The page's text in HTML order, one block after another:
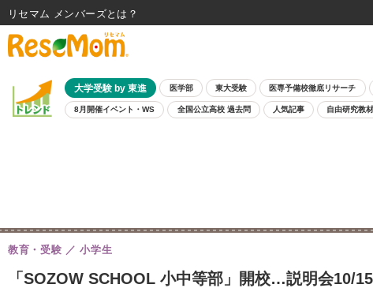
大学受験 by 東進 医学部 東大受験 医専予備校徹底リサーチ
8月開催イベント・WS 全国公立高校 過去問 人気記事 自由研究教
「SOZOW SCHOOL 小中等部」開校…説明会10/
教育・受験 小学生
リセマム メンバーズ